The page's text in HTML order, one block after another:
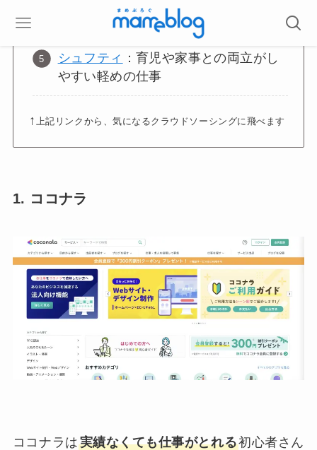
が豊富！単発 < 長期が多い
シュフティ ：育児や家事との両立がし
やすい軽めの仕事
↑ 上記リンクから、気になるクラウドソーシングに飛べます
1. ココナラ
ココナラは実績なくても仕事がとれる初心者さん